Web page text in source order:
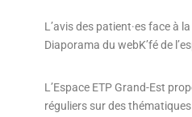
L’avis des patient·es face à
Diaporama du webK’fé de
L’Espace ETP Grand-Est
réguliers sur des thématiques